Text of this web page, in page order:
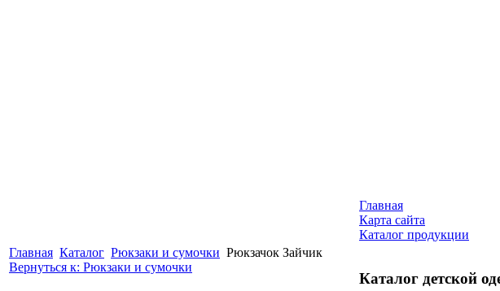
Главная Каталог Рюкзаки и сумочки Рюкзачок Зайчик
Вернуться к: Рюкзаки и сумочки
Главная
Карта сайта
Каталог продукции
Каталог детской